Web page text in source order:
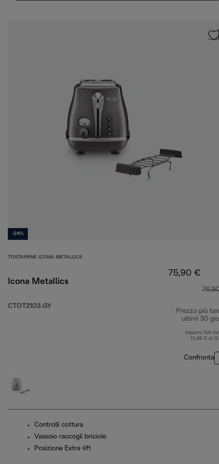
-24%
TOSTAPANE ICONA METALLICS
Icona Metallics
CTOT2103.GY
75,90 €
Prezzo più
ultimi 30
Importo IVA
13,69 € di
Confronta
Controlli cottura
Vassoio raccogli briciole
Posizione Extra-lift